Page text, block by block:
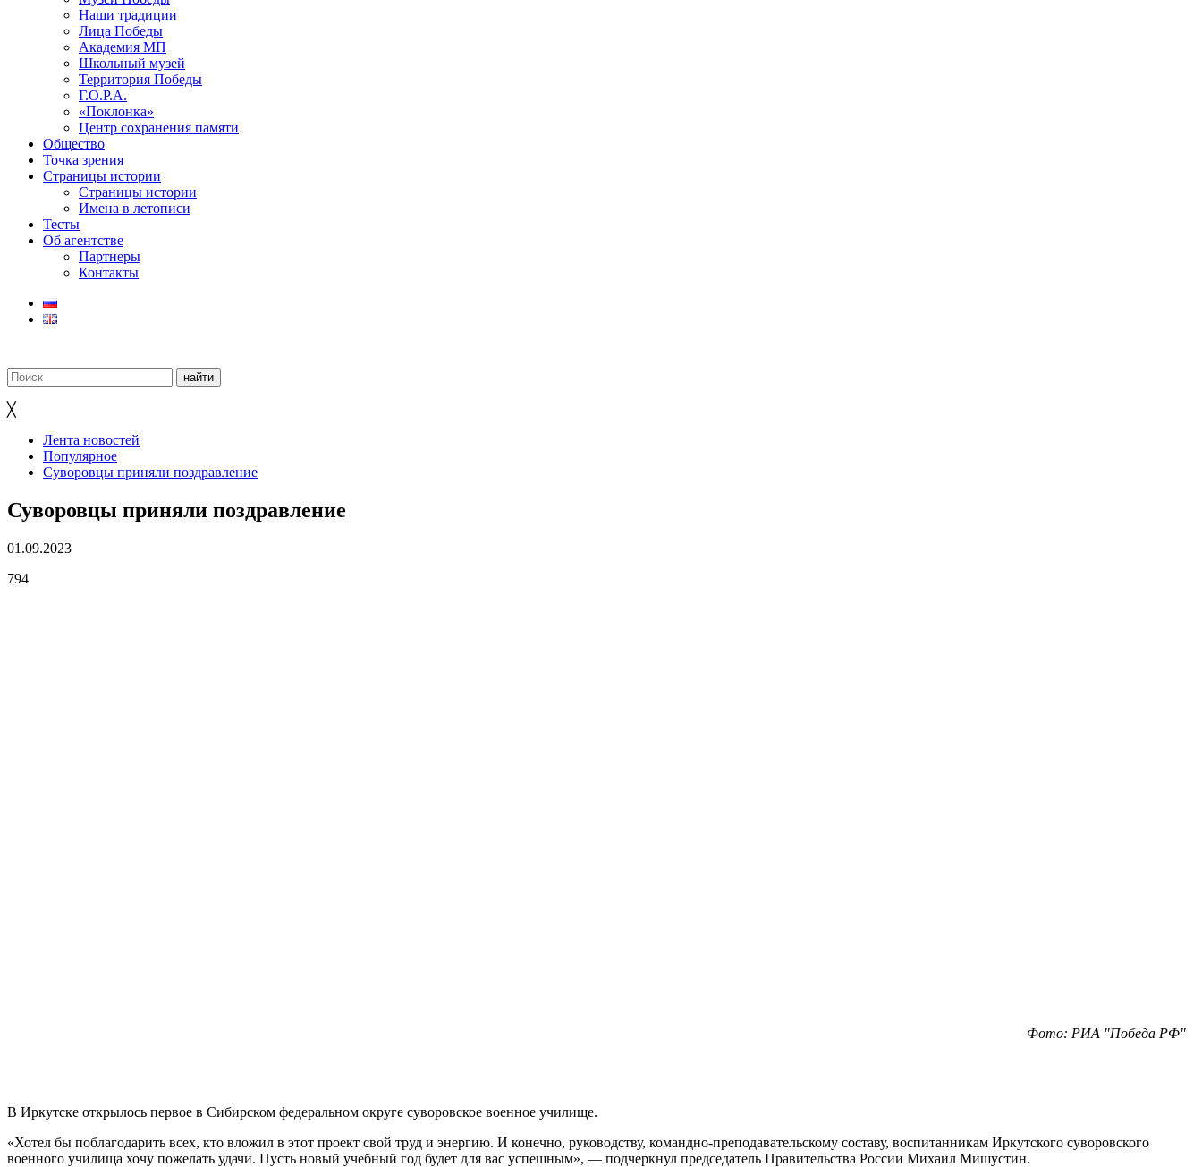
Наши традиции
Лица Победы
Академия МП
Школьный музей
Территория Победы
Г.О.Р.А.
«Поклонка»
Центр сохранения памяти
Общество
Точка зрения
Страницы истории
Страницы истории
Имена в летописи
Тесты
Об агентстве
Партнеры
Контакты
╳
Лента новостей
Популярное
Суворовцы приняли поздравление
Суворовцы приняли поздравление
01.09.2023
794
Фото: РИА "Победа РФ"
В Иркутске открылось первое в Сибирском федеральном округе суворовское военное училище.
«Хотел бы поблагодарить всех, кто вложил в этот проект свой труд и энергию. И конечно, руководству, командно-преподавательскому составу, воспитанникам Иркутского суворовского
военного училища хочу пожелать удачи. Пусть новый учебный год будет для вас успешным», — подчеркнул председатель Правительства России Михаил Мишустин.